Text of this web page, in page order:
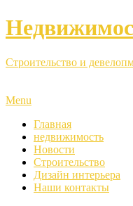
Строительство и
Menu
Главная
недвижимость
Новости
Строительство
Дизайн интерьера
Наши контакты